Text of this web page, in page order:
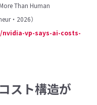
Than Human
・2026）
vp-says-ai-costs-
スト構造が